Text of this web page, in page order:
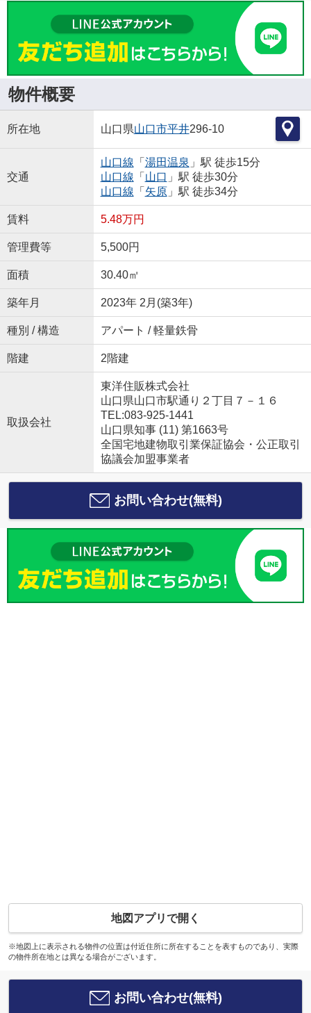
物件概要
所在地 山口県山口市平井296-10
交通
山口線 「 湯田温泉 」駅 徒歩15分
山口線 「 山口 」駅 徒歩30分
山口線 「 矢原」駅 徒歩34分
賃料 5.48万円
管理費等 5,500円
面積 30.40㎡
築年月 2023年 2月(築3年)
種別 / 構造 アパート / 軽量鉄骨
階建 2階建
取扱会社
東洋住販株式会社
山口県山口市駅通り２丁目７－１６
TEL:083-925-1441
山口県知事 (11) 第1663号
全国宅地建物取引業保証協会・公正取引
協議会加盟事業者
お問い合わせ(無料)
地図アプリで開く
※地図上に表示される物件の位置は付近住所に所在することを表すものであり、実際
の物件所在地とは異なる場合がございます。
お問い合わせ(無料)